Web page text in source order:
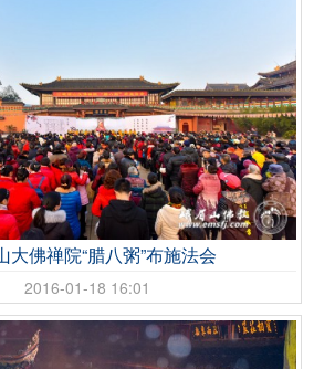
大佛禅院“腊八粥”布施法会
2016-01-18 16:01